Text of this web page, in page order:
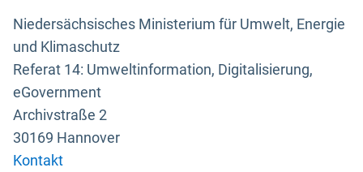
Niedersächsisches Ministerium für Umwelt, Energie
und Klimaschutz
Referat 14: Umweltinformation, Digitalisierung,
eGovernment
Archivstraße 2
30169 Hannover
Kontakt